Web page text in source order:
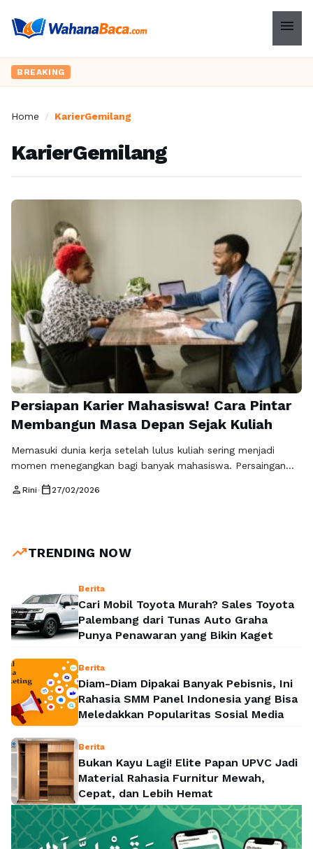
menu
BREAKING
Home / KarierGemilang
KarierGemilang
Persiapan Karier Mahasiswa! Cara Pintar
Membangun Masa Depan Sejak Kuliah
Memasuki dunia kerja setelah lulus kuliah sering menjadi
momen menegangkan bagi banyak mahasiswa. Persaingan
menuntut setiap mahasiswa memiliki strategi matang untuk
Persiapan Karier Mahasiswa Itu …
person Rini• calendar_today 27/02/2026
trending_upTRENDING NOW
Berita
Cari Mobil Toyota Murah? Sales Toyota
Palembang dari Tunas Auto Graha
Punya Penawaran yang Bikin Kaget
Berita
Diam-Diam Dipakai Banyak Pebisnis, Ini
Rahasia SMM Panel Indonesia yang Bisa
Meledakkan Popularitas Sosial Media
Berita
Bukan Kayu Lagi! Elite Papan UPVC Jadi
Material Rahasia Furnitur Mewah,
Cepat, dan Lebih Hemat